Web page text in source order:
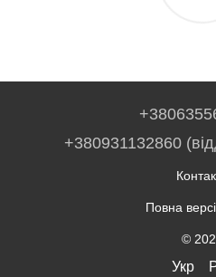
+380931132860
Повна
©
Укр